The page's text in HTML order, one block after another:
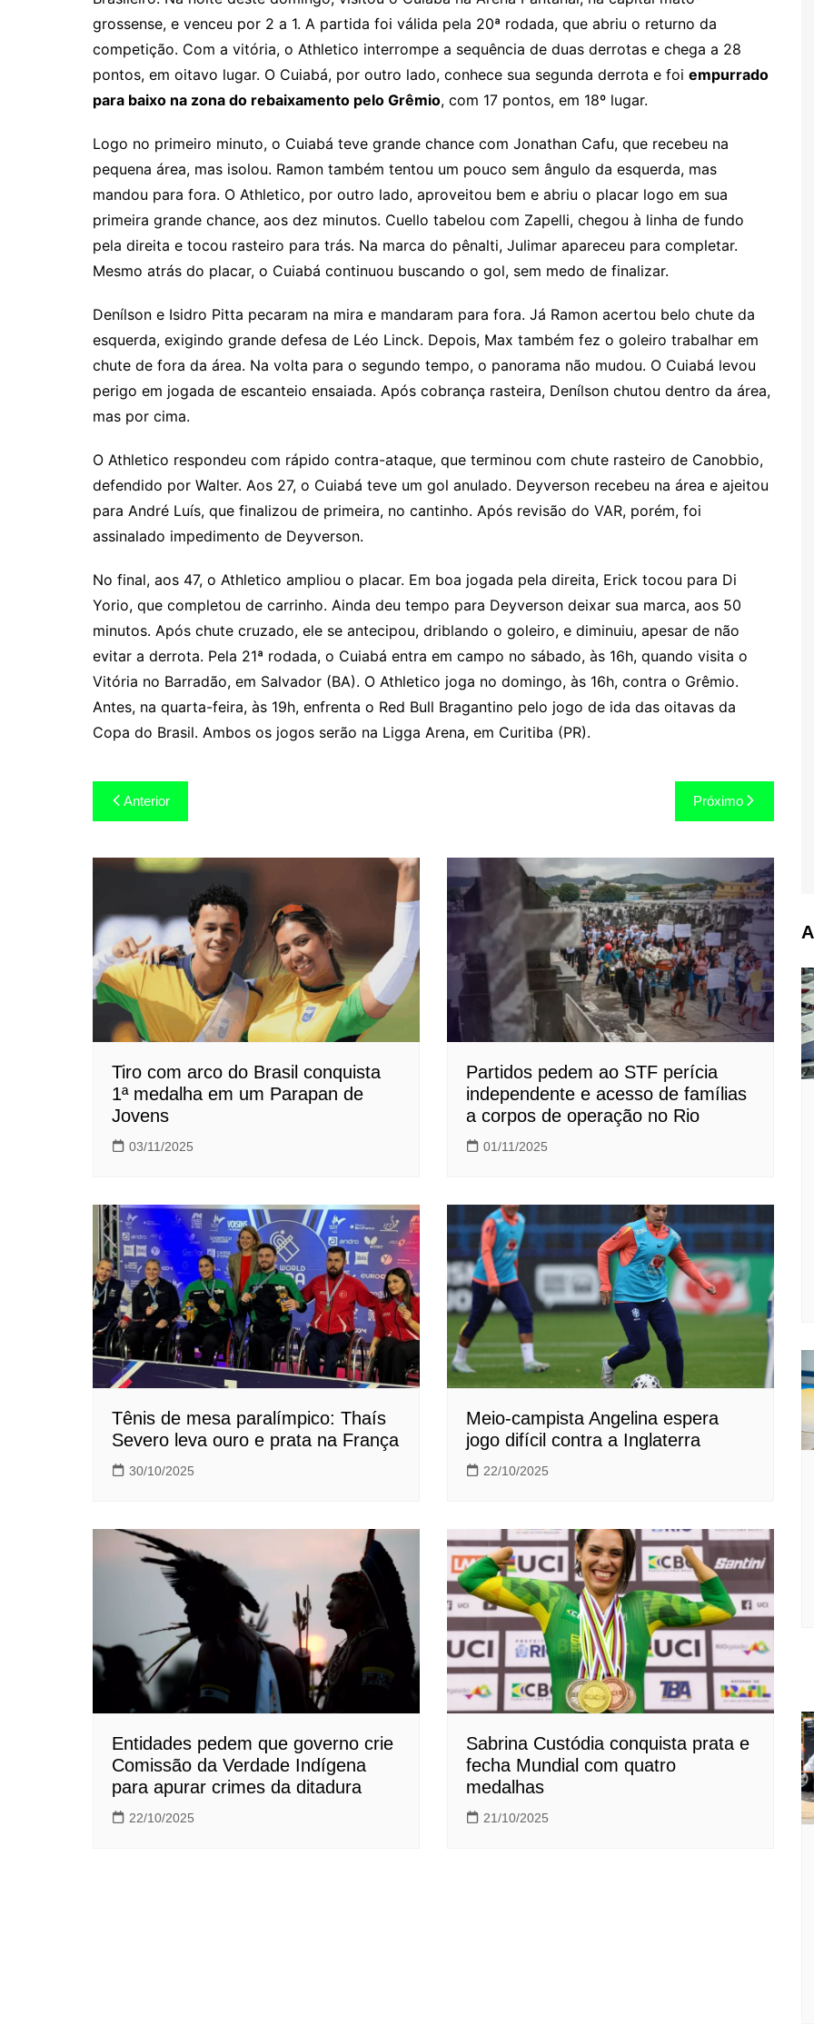
y
Li
n
k
s
A
p
p
gr
a
m
e
dI
n
l
gl
e
Cl
a
sr
o
o
m
s
e
n
g
s
a
g
e
o
k.
c
o
p
e
o
o
M
ai
a
d
s
l
e
grossense, e venceu por 2 a 1. A partida foi válida pela 20ª rodada, que abriu o returno da
competição. Com a vitória, o Athletico interrompe a sequência de duas derrotas e chega a 28
pontos, em oitavo lugar. O Cuiabá, por outro lado, conhece sua segunda derrota e foi empurrado
para baixo na zona do rebaixamento pelo Grêmio, com 17 pontos, em 18º lugar.
Logo no primeiro minuto, o Cuiabá teve grande chance com Jonathan Cafu, que recebeu na
pequena área, mas isolou. Ramon também tentou um pouco sem ângulo da esquerda, mas
mandou para fora. O Athletico, por outro lado, aproveitou bem e abriu o placar logo em sua
primeira grande chance, aos dez minutos. Cuello tabelou com Zapelli, chegou à linha de fundo
pela direita e tocou rasteiro para trás. Na marca do pênalti, Julimar apareceu para completar.
Mesmo atrás do placar, o Cuiabá continuou buscando o gol, sem medo de finalizar.
Denílson e Isidro Pitta pecaram na mira e mandaram para fora. Já Ramon acertou belo chute da
esquerda, exigindo grande defesa de Léo Linck. Depois, Max também fez o goleiro trabalhar em
chute de fora da área. Na volta para o segundo tempo, o panorama não mudou. O Cuiabá levou
perigo em jogada de escanteio ensaiada. Após cobrança rasteira, Denílson chutou dentro da área,
mas por cima.
O Athletico respondeu com rápido contra-ataque, que terminou com chute rasteiro de Canobbio,
defendido por Walter. Aos 27, o Cuiabá teve um gol anulado. Deyverson recebeu na área e ajeitou
para André Luís, que finalizou de primeira, no cantinho. Após revisão do VAR, porém, foi
assinalado impedimento de Deyverson.
No final, aos 47, o Athletico ampliou o placar. Em boa jogada pela direita, Erick tocou para Di
Yorio, que completou de carrinho. Ainda deu tempo para Deyverson deixar sua marca, aos 50
minutos. Após chute cruzado, ele se antecipou, driblando o goleiro, e diminuiu, apesar de não
evitar a derrota. Pela 21ª rodada, o Cuiabá entra em campo no sábado, às 16h, quando visita o
Vitória no Barradão, em Salvador (BA). O Athletico joga no domingo, às 16h, contra o Grêmio.
Antes, na quarta-feira, às 19h, enfrenta o Red Bull Bragantino pelo jogo de ida das oitavas da
Copa do Brasil. Ambos os jogos serão na Ligga Arena, em Curitiba (PR).
Navegação
de
Post
Anterior Próximo
Tiro com arco do Brasil conquista
1ª medalha em um Parapan de
Jovens
03/11/2025
Partidos pedem ao STF perícia
independente e acesso de famílias
a corpos de operação no Rio
01/11/2025
Tênis de mesa paralímpico: Thaís
Severo leva ouro e prata na França
30/10/2025
Meio-campista Angelina espera
jogo difícil contra a Inglaterra
22/10/2025
Entidades pedem que governo crie
Comissão da Verdade Indígena
para apurar crimes da ditadura
22/10/2025
Sabrina Custódia conquista prata e
fecha Mundial com quatro
medalhas
21/10/2025